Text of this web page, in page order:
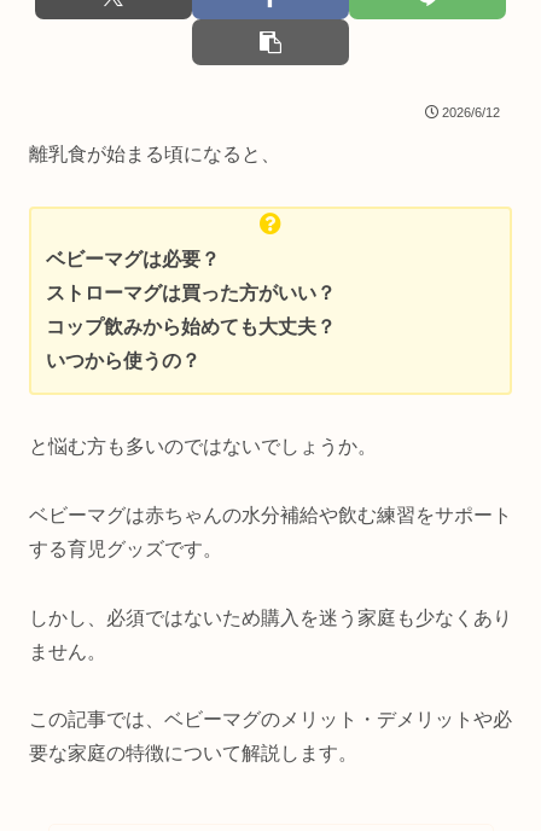
2026/6/12
離乳食が始まる頃になると、
ベビーマグは必要？
ストローマグは買った方がいい？
コップ飲みから始めても大丈夫？
いつから使うの？
と悩む方も多いのではないでしょうか。
ベビーマグは赤ちゃんの水分補給や飲む練習をサポート
する育児グッズです。
しかし、必須ではないため購入を迷う家庭も少なくあり
ません。
この記事では、ベビーマグのメリット・デメリットや必
要な家庭の特徴について解説します。